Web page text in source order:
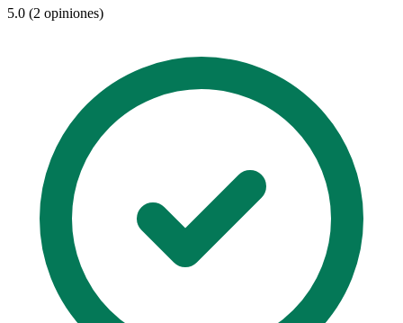
5.0 (2 opiniones)